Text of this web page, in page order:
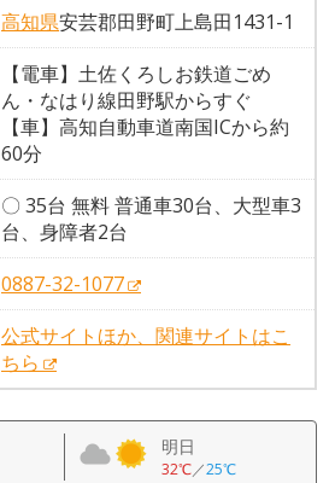
高知県安芸郡田野町上島田1431-1
【電車】土佐くろしお鉄道ごめ
ん・なはり線田野駅からすぐ
【車】高知自動車道南国ICから約
60分
〇 35台 無料 普通車30台、大型車3
台、身障者2台
0887-32-1077
公式サイトほか、関連サイトはこ
ちら
明日
32℃／25℃